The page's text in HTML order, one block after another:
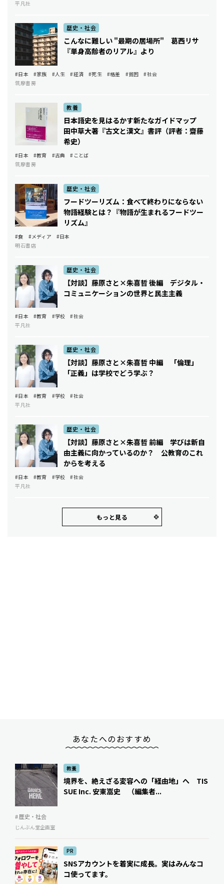
平凡社
歴史・社会
こんなに難しい "最期の居場所" ――葛西リサ
『単身高齢者のリアル』より
#日本 #家族 #人生 #経済 #死生 #格差 #貧困
#社会
筑摩書房
教養
日本語史を見はるかす新たなガイドマップ ――
田中草大著『古文と漢文』書評（評者：齋藤
希史）
#日本 #教育 #古典
#ことば
筑摩書房
歴史・社会
フードツーリズム：食べて終わりにならない
物語経験とは？――『物語が生まれるフードツー
リズム』
#食 #メディア
#日本
明石書店
歴史・社会
【対談】藤原さと×朱喜哲 後編 デジタル・
コミュニケーションの世界と民主主義
#日本 #教育 #学校
#社会
平凡社
歴史・社会
【対談】藤原さと×朱喜哲 中編 「倫理」
「正義」は学校でどう学ぶ？
#日本 #教育 #学校
#社会
平凡社
歴史・社会
【対談】藤原さと×朱喜哲 前編 学びは新自
由主義に向かっているのか？ 公教育のこれ
からを考える
#日本 #教育 #学校
#社会
平凡社
もっと見る
あなたへのおすすめ
教養
境界を、絶えざる変容への「経由地」へ TIS
SUE Inc. 安東嵩史 （編集者...
# 歴史・社会
じんぶん堂企画室
PR
SNSアカウントを着実に成長。実はみんなコ
コ使ってます。